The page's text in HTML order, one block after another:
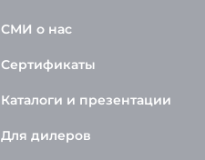
СМИ о нас
Сертификаты
Каталоги и презентации
Для дилеров